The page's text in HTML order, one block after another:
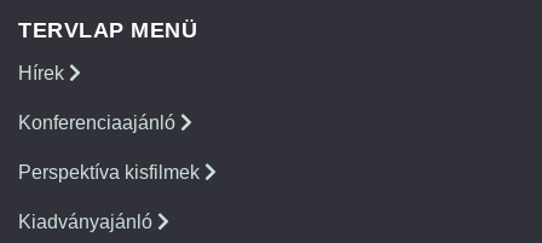
TERVLAP MENÜ
Hírek
Konferenciaajánló
Perspektíva kisfilmek
Kiadványajánló